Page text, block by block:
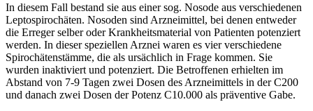
In diesem Fall bestand sie aus einer sog. Nosode aus verschiedenen
Leptospirochäten. Nosoden sind Arzneimittel, bei denen entweder
die Erreger selber oder Krankheitsmaterial von Patienten potenziert
werden. In dieser speziellen Arznei waren es vier verschiedene
Spirochätenstämme, die als ursächlich in Frage kommen. Sie
wurden inaktiviert und potenziert. Die Betroffenen erhielten im
Abstand von 7-9 Tagen zwei Dosen des Arzneimittels in der C200
und danach zwei Dosen der Potenz C10.000 als präventive Gabe.